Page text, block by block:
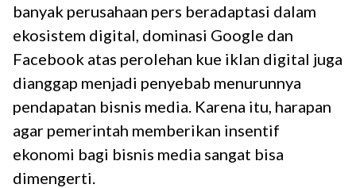
banyak perusahaan pers beradaptasi dalam
ekosistem digital, dominasi Google dan
Facebook atas perolehan kue iklan digital juga
dianggap menjadi penyebab menurunnya
pendapatan bisnis media. Karena itu, harapan
agar pemerintah memberikan insentif
ekonomi bagi bisnis media sangat bisa
dimengerti.